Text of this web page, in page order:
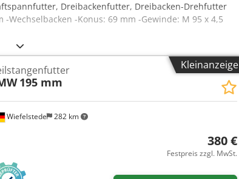
Dreibackenfutter, Dreibacken-Drehfutter
Wechselbacken -Konus: 69 mm -Gewinde: M 95 x 4,5
Kleinanzeige
Wiefelstede 282 km
195 mm
380 €
Festpreis zzgl. MwSt.